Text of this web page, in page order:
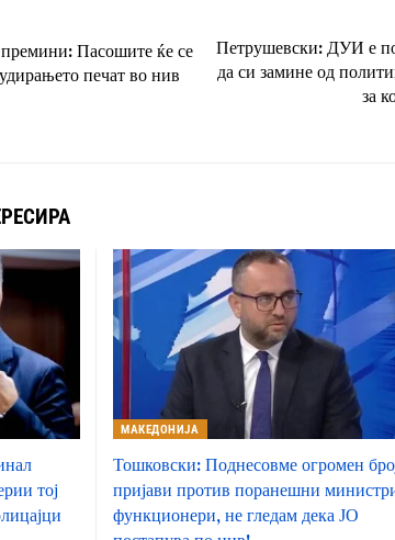
Пасошите ќе се
печат во нив
Петрушевски: ДУИ е
да си замине од
за
тој
МАКЕДОНИЈА
Тошковски: Поднесовме огромен
пријави против поранешни
функционери, не гледам дека ЈО